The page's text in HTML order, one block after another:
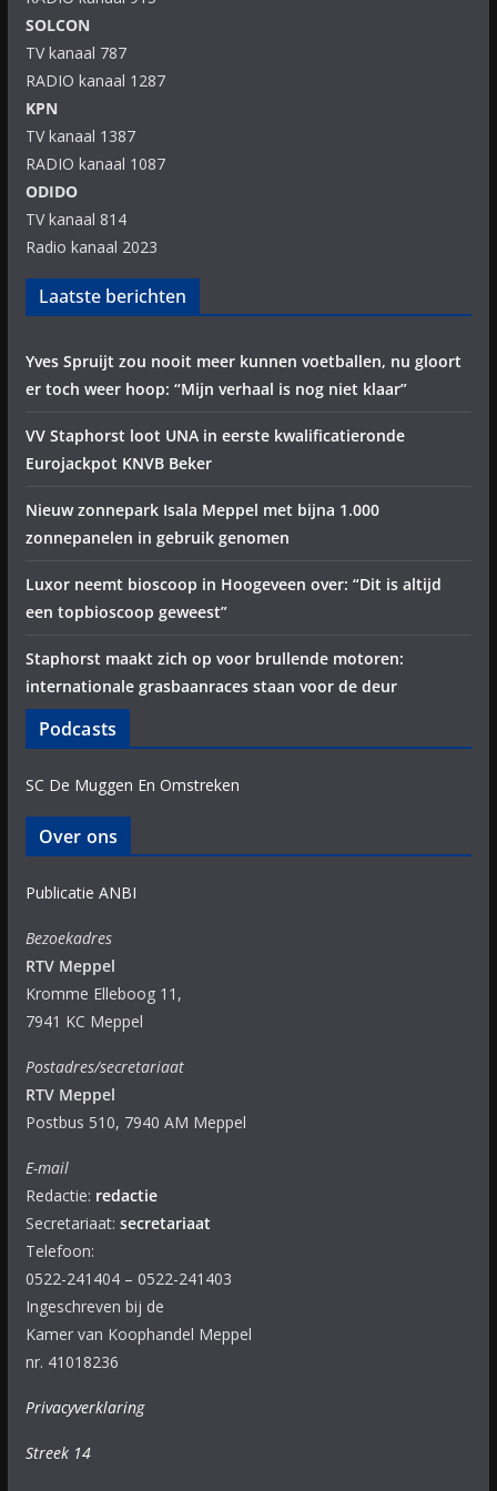
SOLCON
TV kanaal 787
RADIO kanaal 1287
KPN
TV kanaal 1387
RADIO kanaal 1087
ODIDO
TV kanaal 814
Radio kanaal 2023
Laatste berichten
Yves Spruijt zou nooit meer kunnen voetballen, nu gloort
er toch weer hoop: “Mijn verhaal is nog niet klaar”
VV Staphorst loot UNA in eerste kwalificatieronde
Eurojackpot KNVB Beker
Nieuw zonnepark Isala Meppel met bijna 1.000
zonnepanelen in gebruik genomen
Luxor neemt bioscoop in Hoogeveen over: “Dit is altijd
een topbioscoop geweest”
Staphorst maakt zich op voor brullende motoren:
internationale grasbaanraces staan voor de deur
Podcasts
SC De Muggen En Omstreken
Over ons
Publicatie ANBI
Bezoekadres
RTV Meppel
Kromme Elleboog 11,
7941 KC Meppel
Postadres/secretariaat
RTV Meppel
Postbus 510, 7940 AM Meppel
E-mail
Redactie: redactie
Secretariaat: secretariaat
Telefoon:
0522-241404 – 0522-241403
Ingeschreven bij de
Kamer van Koophandel Meppel
nr. 41018236
Privacyverklaring
Streek 14